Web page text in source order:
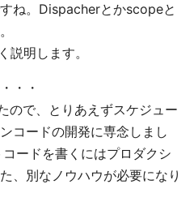
ね。Dispacherとかscopeと
説明します。
・・
ので、とりあえずスケジュー
コードの開発に専念しまし
ードを書くにはプロダクシ
、別なノウハウが必要になり